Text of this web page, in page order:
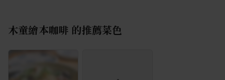
木童繪本咖啡 的推薦菜色